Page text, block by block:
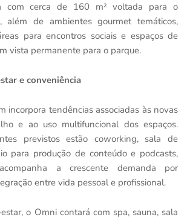
com cerca de 160 m² voltada para o
além de ambientes gourmet temáticos,
para encontros sociais e espaços de
vista permanente para o parque.
e conveniência
incorpora tendências associadas às novas
e ao uso multifuncional dos espaços.
previstos estão coworking, sala de
para produção de conteúdo e podcasts,
a crescente demanda por
entre vida pessoal e profissional.
o Omni contará com spa, sauna, sala